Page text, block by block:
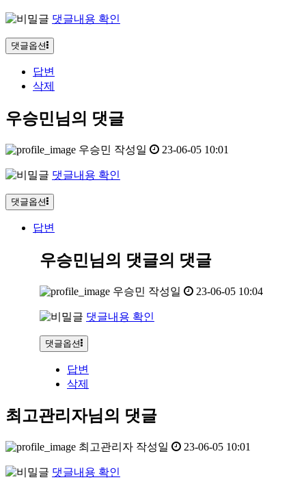
댓글내용 확인
댓글옵션
답변
삭제
우승민님의 댓글
우승민 작성일 23-06-05 10:01
댓글내용 확인
댓글옵션
답변
우승민님의 댓글의 댓글
우승민 작성일 23-06-05 10:04
댓글내용 확인
댓글옵션
답변
삭제
최고관리자님의 댓글
최고관리자 작성일 23-06-05 10:01
댓글내용 확인